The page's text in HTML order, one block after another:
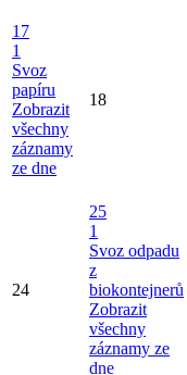
17
1
Svoz
papíru
Zobrazit
všechny
záznamy
ze dne
18
24
25
1
Svoz odpadu
z
biokontejnerů
Zobrazit
všechny
záznamy ze
dne